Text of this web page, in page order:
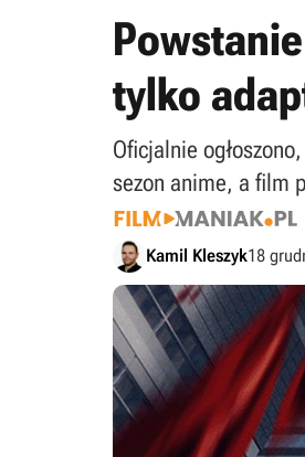
tylko
Oficjalnie
sezon anime, a film
Kamil Kleszyk18